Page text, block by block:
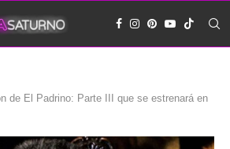
de El Padrino: Parte III que se estrenará en